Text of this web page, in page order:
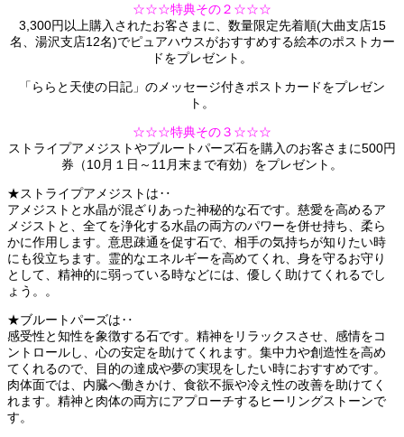
☆☆☆特典その２☆☆☆
3,300円以上購入されたお客さまに、数量限定先着順(大曲支店15
名、湯沢支店12名)でピュアハウスがおすすめする絵本のポストカー
ドをプレゼント。
「ららと天使の日記」のメッセージ付きポストカードをプレゼン
ト。
☆☆☆特典その３☆☆☆
ストライプアメジストやブルートパーズ石を購入のお客さまに500円
券（10月１日～11月末まで有効）をプレゼント。
★ストライプアメジストは‥
アメジストと水晶が混ざりあった神秘的な石です。慈愛を高めるア
メジストと、全てを浄化する水晶の両方のパワーを併せ持ち、柔ら
かに作用します。意思疎通を促す石で、相手の気持ちが知りたい時
にも役立ちます。霊的なエネルギーを高めてくれ、身を守るお守り
として、精神的に弱っている時などには、優しく助けてくれるでし
ょう。。
★ブルートパーズは‥
感受性と知性を象徴する石です。精神をリラックスさせ、感情をコ
ントロールし、心の安定を助けてくれます。集中力や創造性を高め
てくれるので、目的の達成や夢の実現をしたい時におすすめです。
肉体面では、内臓へ働きかけ、食欲不振や冷え性の改善を助けてく
れます。精神と肉体の両方にアプローチするヒーリングストーンで
す。